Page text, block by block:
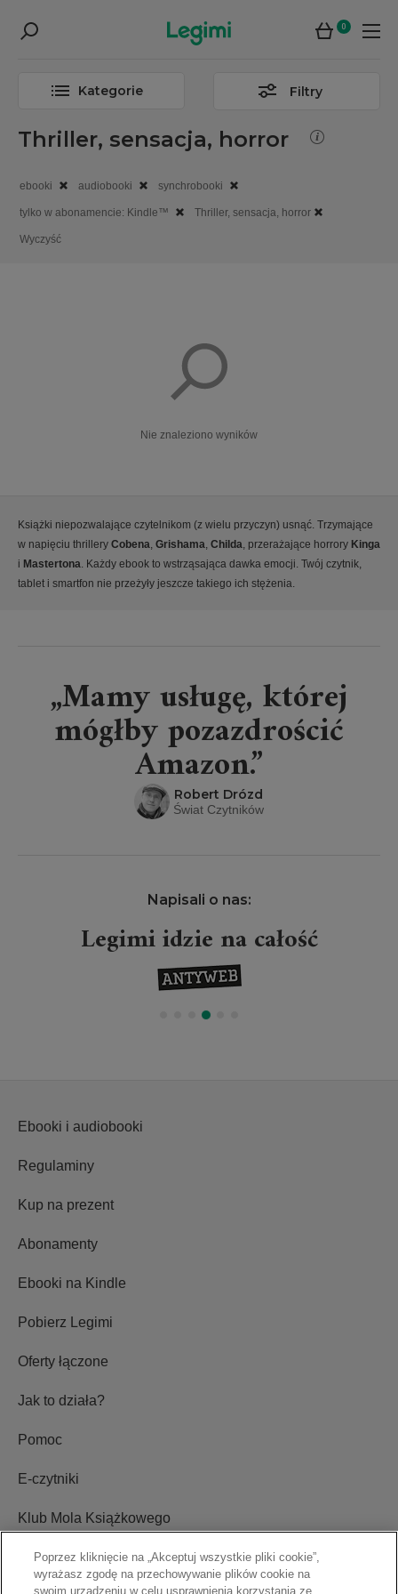
0
Kategorie Filtry
Thriller, sensacja, horror
ebooki audiobooki synchrobooki
tylko w abonamencie: Kindle™ Thriller, sensacja, horror
Wyczyść
Nie znaleziono wyników
Książki niepozwalające czytelnikom (z wielu przyczyn) usnąć. Trzymające
w napięciu thrillery Cobena, Grishama, Childa, przerażające horrory Kinga
i Mastertona. Każdy ebook to wstrząsająca dawka emocji. Twój czytnik,
tablet i smartfon nie przeżyły jeszcze takiego ich stężenia.
„Mamy usługę, której
mógłby pozazdrościć
Amazon.”
Robert Drózd
Świat Czytników
Napisali o nas:
Legimi idzie na całość
Ebooki i audiobooki
Regulaminy
Kup na prezent
Abonamenty
Ebooki na Kindle
Pobierz Legimi
Oferty łączone
Jak to działa?
Pomoc
E-czytniki
Klub Mola Książkowego
Ustawienia plików cookie
Poprzez kliknięcie na „Akceptuj wszystkie pliki cookie”,
wyrażasz zgodę na przechowywanie plików cookie na
swoim urządzeniu w celu usprawnienia korzystania ze